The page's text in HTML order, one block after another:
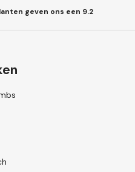
geven ons een 9.2